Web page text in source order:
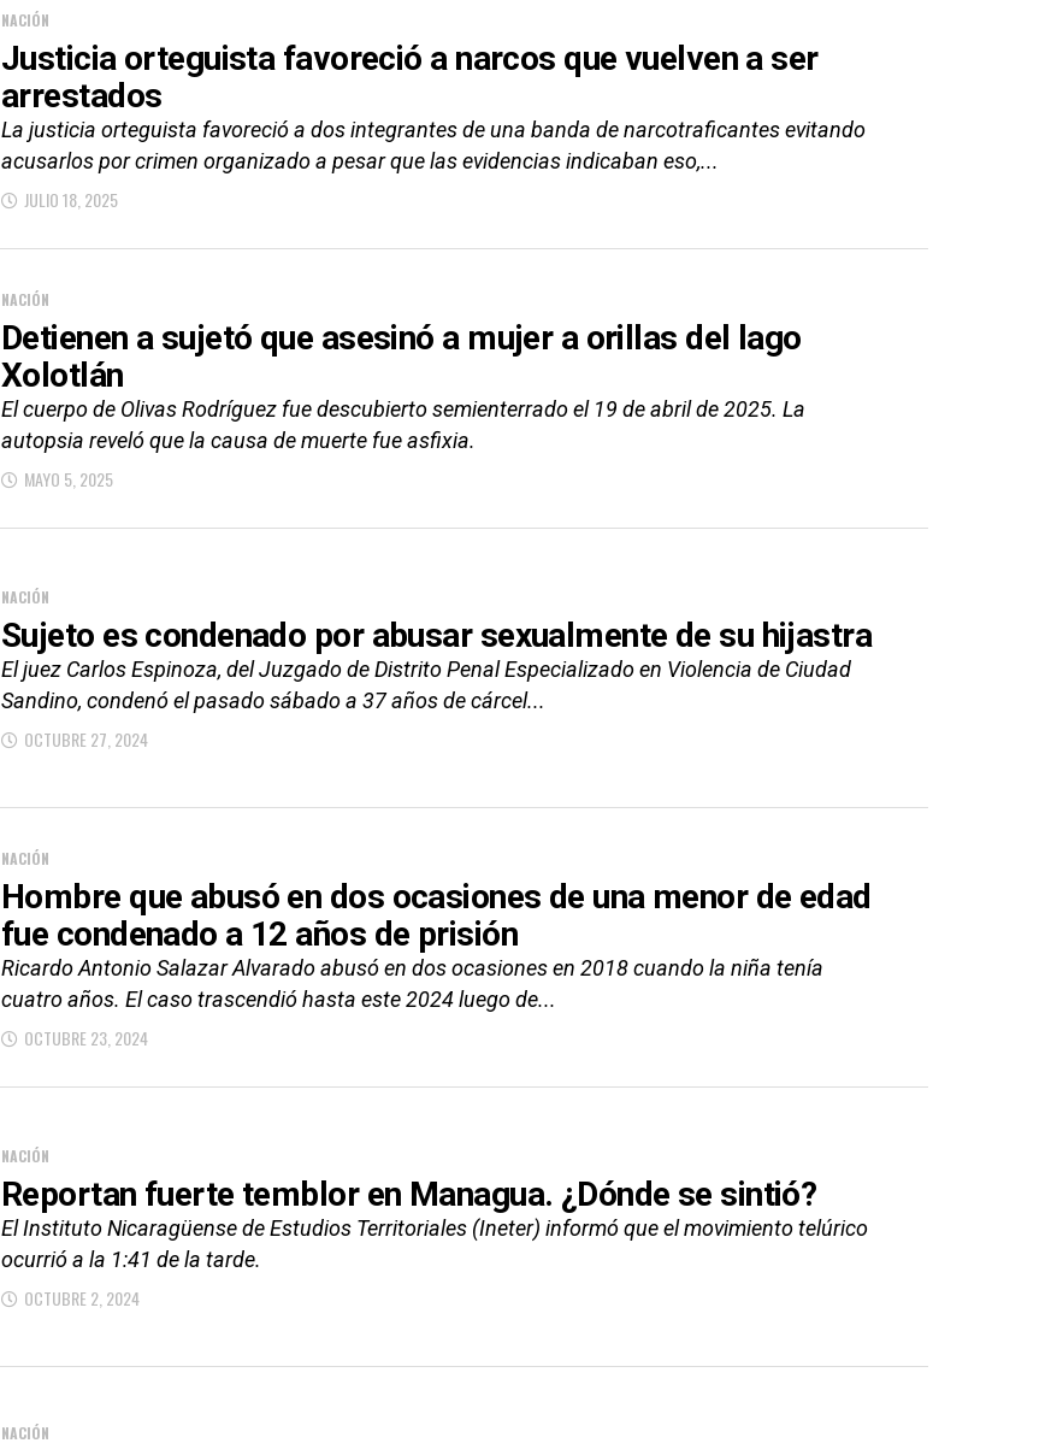
NACIÓN
Justicia orteguista favoreció a narcos que vuelven a ser
arrestados
La justicia orteguista favoreció a dos integrantes de una banda de narcotraficantes evitando
acusarlos por crimen organizado a pesar que las evidencias indicaban eso,...
JULIO 18, 2025
NACIÓN
Detienen a sujetó que asesinó a mujer a orillas del lago
Xolotlán
El cuerpo de Olivas Rodríguez fue descubierto semienterrado el 19 de abril de 2025. La
autopsia reveló que la causa de muerte fue asfixia.
MAYO 5, 2025
NACIÓN
Sujeto es condenado por abusar sexualmente de su hijastra
El juez Carlos Espinoza, del Juzgado de Distrito Penal Especializado en Violencia de Ciudad
Sandino, condenó el pasado sábado a 37 años de cárcel...
OCTUBRE 27, 2024
NACIÓN
Hombre que abusó en dos ocasiones de una menor de edad
fue condenado a 12 años de prisión
Ricardo Antonio Salazar Alvarado abusó en dos ocasiones en 2018 cuando la niña tenía
cuatro años. El caso trascendió hasta este 2024 luego de...
OCTUBRE 23, 2024
NACIÓN
Reportan fuerte temblor en Managua. ¿Dónde se sintió?
El Instituto Nicaragüense de Estudios Territoriales (Ineter) informó que el movimiento telúrico
ocurrió a la 1:41 de la tarde.
OCTUBRE 2, 2024
NACIÓN